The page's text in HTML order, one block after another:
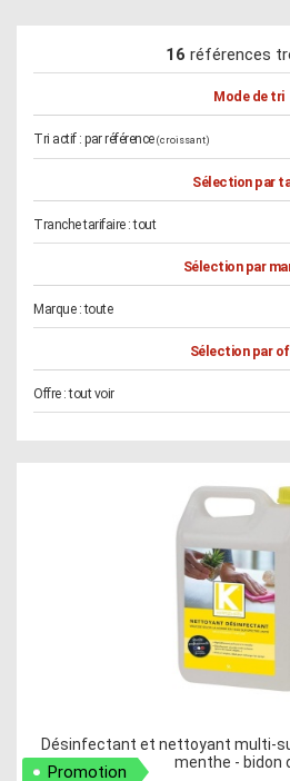
16 références
Mode de tri
Tri actif : par référence (croissant)
Sélection par
Tranche tarifaire :tout
Sélection par
Marque :toute
Sélection par
Offre :tout voir
Désinfectant et nettoyant multi-
menthe - bidon
Promotion